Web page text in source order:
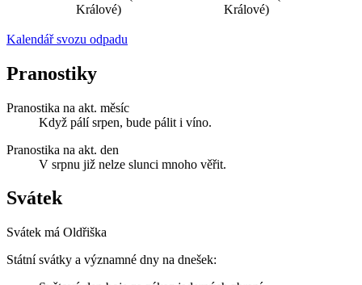
Králové)
Králové)
Kalendář svozu odpadu
Pranostiky
Pranostika na akt. měsíc
Když pálí srpen, bude pálit i víno.
Pranostika na akt. den
V srpnu již nelze slunci mnoho věřit.
Svátek
Svátek má Oldřiška
Státní svátky a významné dny na dnešek: